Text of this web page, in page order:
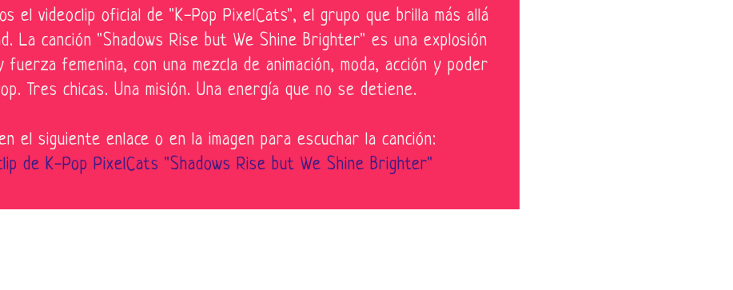
el videoclip oficial de "K-Pop PixelCats", el grupo que brilla más allá
La canción "Shadows Rise but We Shine Brighter" es una explosión
femenina, con una mezcla de animación, moda, acción y poder
Tres chicas. Una misión. Una energía que no se detiene.
el siguiente enlace o en la imagen para escuchar la canción:
de K-Pop PixelCats "Shadows Rise but We Shine Brighter"